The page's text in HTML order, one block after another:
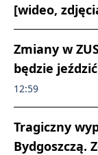
[wideo,
Zmiany w
będzie
12:59
Tragiczny
Bydgoszczą.